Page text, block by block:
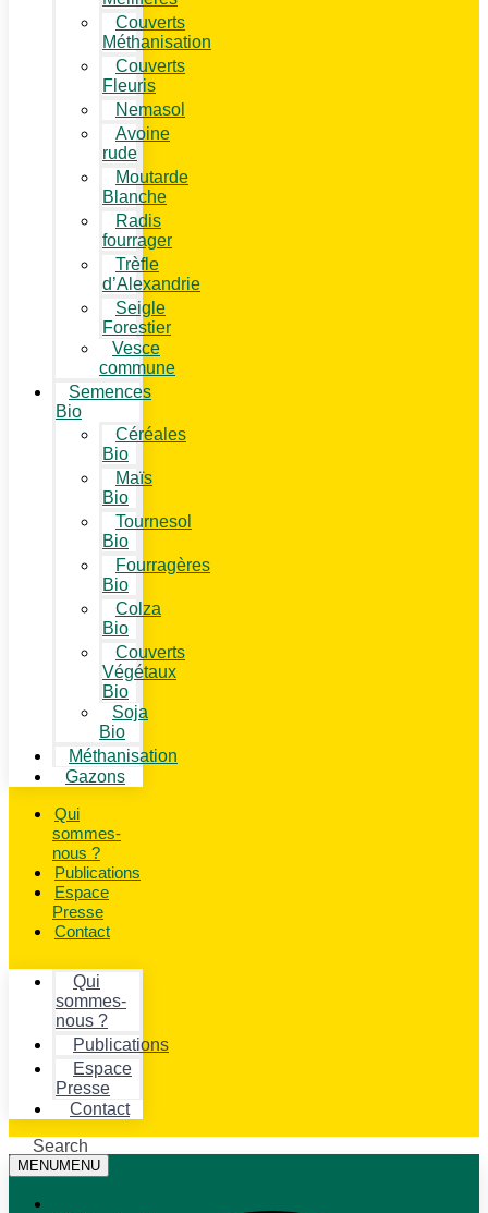
Couverts
Méthanisation
Couverts
Fleuris
Nemasol
Avoine
rude
Moutarde
Blanche
Radis
fourrager
Trèfle
d’Alexandrie
Seigle
Forestier
Vesce
commune
Semences
Bio
Céréales
Bio
Maïs
Bio
Tournesol
Bio
Fourragères
Bio
Colza
Bio
Couverts
Végétaux
Bio
Soja
Bio
Méthanisation
Gazons
Qui
sommes-
nous ?
Publications
Espace
Presse
Contact
Qui
sommes-
nous ?
Publications
Espace
Presse
Contact
Search
MENUMENU